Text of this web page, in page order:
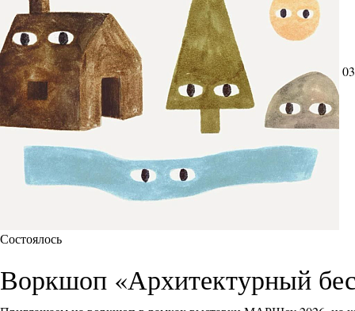
Состоялось
Воркшоп «Архитектурный